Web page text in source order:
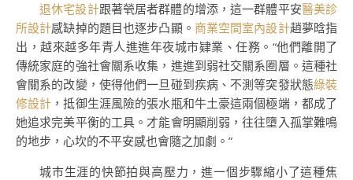
退休宅設計跟著煢居者群體的增添，這一群體平安醫美診
所設計感缺掉的題目也逐步凸顯。 商業空間室內設計趙夢晗指
出，越來越多年青人進進年夜城市肄業、任務。“他們離開了
傳統家庭的強社會關系收集，進進到弱社交關系圈層。這種社
會關系的改變，使得他們一旦碰到疾病、不測等突發狀態綠裝
修設計 ，抵御生涯風險的張水瓶和牛土豪這兩個極端，都成了
她追求完美平衡的工具。才能會明顯削弱，往往墮入孤掌難鳴
的地步，心坎的不平安感也會隨之加劇。”
城市生涯的快節拍與高壓力，進一個步驟縮小了這種焦